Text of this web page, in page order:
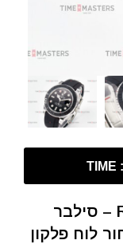
Rolex Yacht-Master – 42 mm – סילבר
לוח פלקון